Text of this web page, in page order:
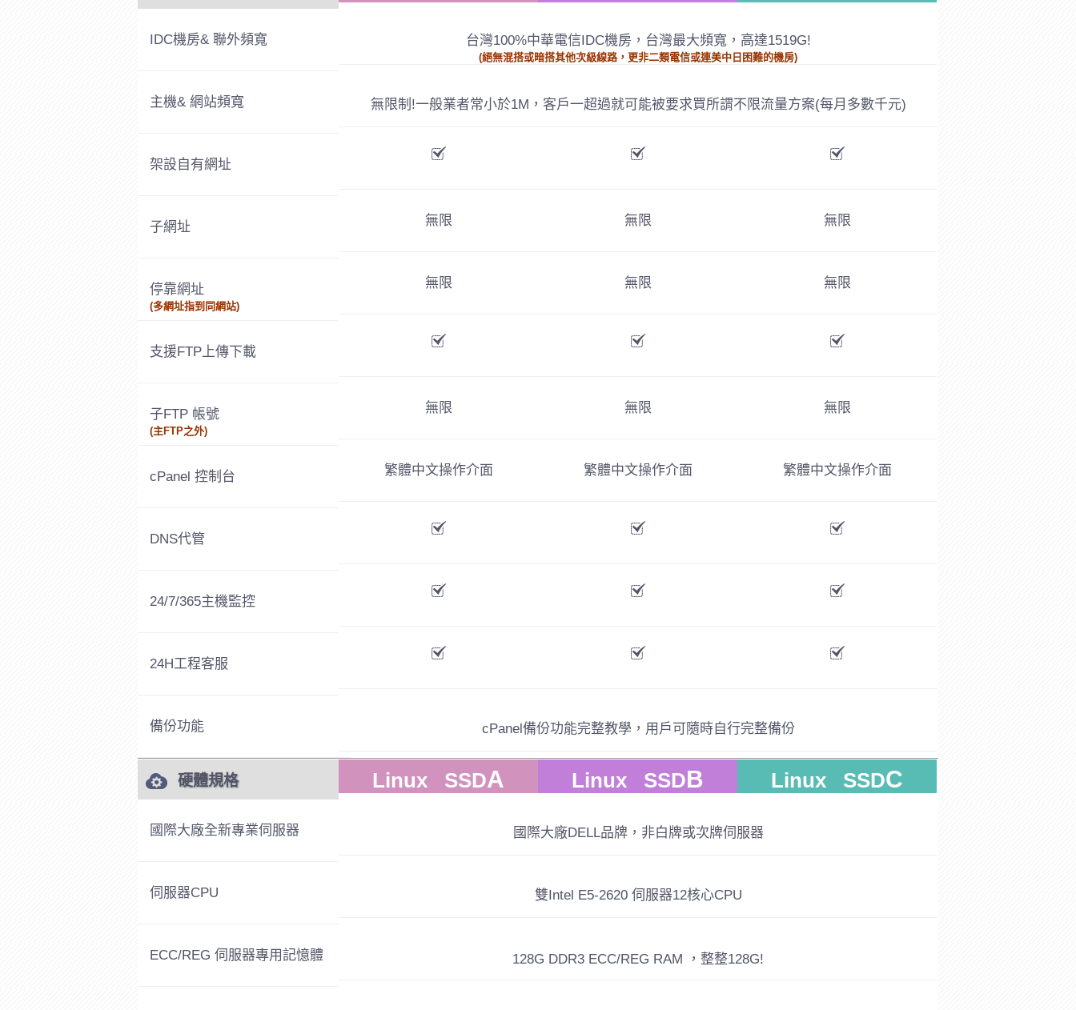
台灣100%中華電信IDC機房，台灣最大頻寬，高達1519G!
(絕無混搭或暗搭其他次級線路，更非二類電信或連美中日困難的機房)
無限制!一般業者常小於1M，客戶一超過就可能被要求買所謂不限流量方案(每月多數千元)
cPanel備份功能完整教學，用戶可隨時自行完整備份
IDC機房& 聯外頻寬
主機& 網站頻寬
架設自有網址
子網址
停靠網址
(多網址指到同網站)
支援FTP上傳下載
子FTP 帳號
(主FTP之外)
cPanel 控制台
DNS代管
24/7/365主機監控
24H工程客服
備份功能
無限
無限
無限
繁體中文操作介面
無限
無限
無限
繁體中文操作介面
無限
無限
無限
繁體中文操作介面
硬體規格
國際大廠DELL品牌，非白牌或次牌伺服器
雙Intel E5-2620 伺服器12核心CPU
128G DDR3 ECC/REG RAM ，整整128G!
國際大廠全新專業伺服器
伺服器CPU
ECC/REG 伺服器專用記憶體
Linux SSDA Linux SSDB Linux SSDC